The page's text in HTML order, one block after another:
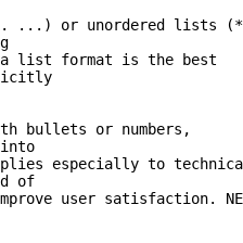
...) or unordered lists
list format is the best
bullets or numbers,
especially to
of
user satisfaction.